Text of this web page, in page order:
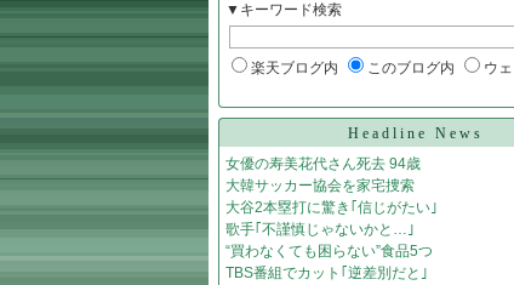
▼キーワード検索
楽天ブログ内 このブログ内 ウ
Headline News
女優の寿美花代さん死去 94歳
大韓サッカー協会を家宅捜索
大谷2本塁打に驚き｢信じがたい｣
歌手｢不謹慎じゃないかと…｣
“買わなくても困らない”食品5つ
TBS番組でカット｢逆差別だと｣